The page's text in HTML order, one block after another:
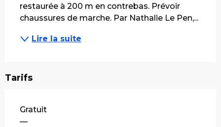
restaurée à 200 m en contrebas. Prévoir
chaussures de marche. Par Nathalie Le Pen,...
Lire la suite
Tarifs
Gratuit
—